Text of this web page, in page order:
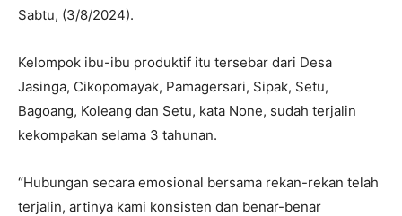
Sabtu, (3/8/2024).
Kelompok ibu-ibu produktif itu tersebar dari Desa
Jasinga, Cikopomayak, Pamagersari, Sipak, Setu,
Bagoang, Koleang dan Setu, kata None, sudah terjalin
kekompakan selama 3 tahunan.
“Hubungan secara emosional bersama rekan-rekan telah
terjalin, artinya kami konsisten dan benar-benar